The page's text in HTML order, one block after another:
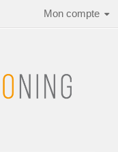
Mon compte